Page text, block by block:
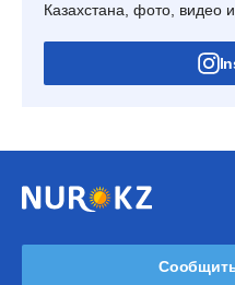
Казахстана, фото, видео